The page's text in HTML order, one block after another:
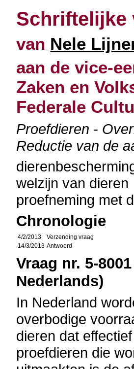
Schriftelijke
van Nele
aan de vice-
Zaken en
Federale
Proefdieren -
Reductie van de
welzijn van dieren
proefneming met
Chronologie
4/2/2013
Verzending vraag
14/3/2013 Antwoord
Vraag nr. 5-
Nederlands)
In Nederland
overbodige
dieren dat
proefdieren die